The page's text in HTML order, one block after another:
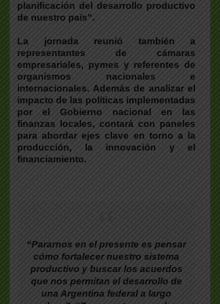
planificación del desarrollo productivo
de nuestro país”.
La jornada reunió también a
representantes de cámaras
empresariales, pymes y referentes de
organismos nacionales e
internacionales. Además de analizar el
impacto de las políticas implementadas
por el Gobierno nacional en las
finanzas locales, contará con paneles
para abordar ejes clave en torno a la
producción, la innovación y el
financiamiento.
“Pararnos en el presente es pensar
cómo fortalecer nuestro sistema
productivo y buscar los acuerdos
que nos permitan el desarrollo de
una Argentina federal a largo